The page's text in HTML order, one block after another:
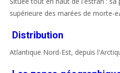
supérieure des marées de morte-
Distribution
Atlantique Nord-Est, depuis